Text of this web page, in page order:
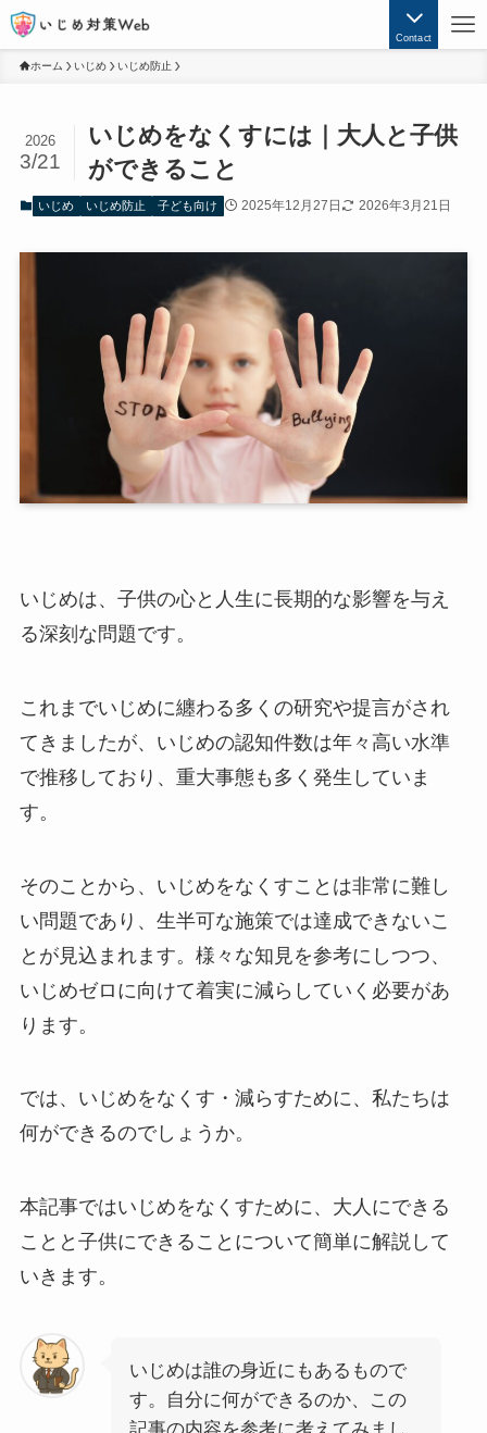
Contact
ホーム いじめ いじめ防止
いじめをなくすには｜大人と子供
ができること
2026
3/21
いじめ いじめ防止 子ども向け 2025年12月27日 2026年3月21日
いじめは、子供の心と人生に長期的な影響を与え
る深刻な問題です。
これまでいじめに纏わる多くの研究や提言がされ
てきましたが、いじめの認知件数は年々高い水準
で推移しており、重大事態も多く発生していま
す。
そのことから、いじめをなくすことは非常に難し
い問題であり、生半可な施策では達成できないこ
とが見込まれます。様々な知見を参考にしつつ、
いじめゼロに向けて着実に減らしていく必要があ
ります。
では、いじめをなくす・減らすために、私たちは
何ができるのでしょうか。
本記事ではいじめをなくすために、大人にできる
ことと子供にできることについて簡単に解説して
いきます。
いじめは誰の身近にもあるもので
す。自分に何ができるのか、この